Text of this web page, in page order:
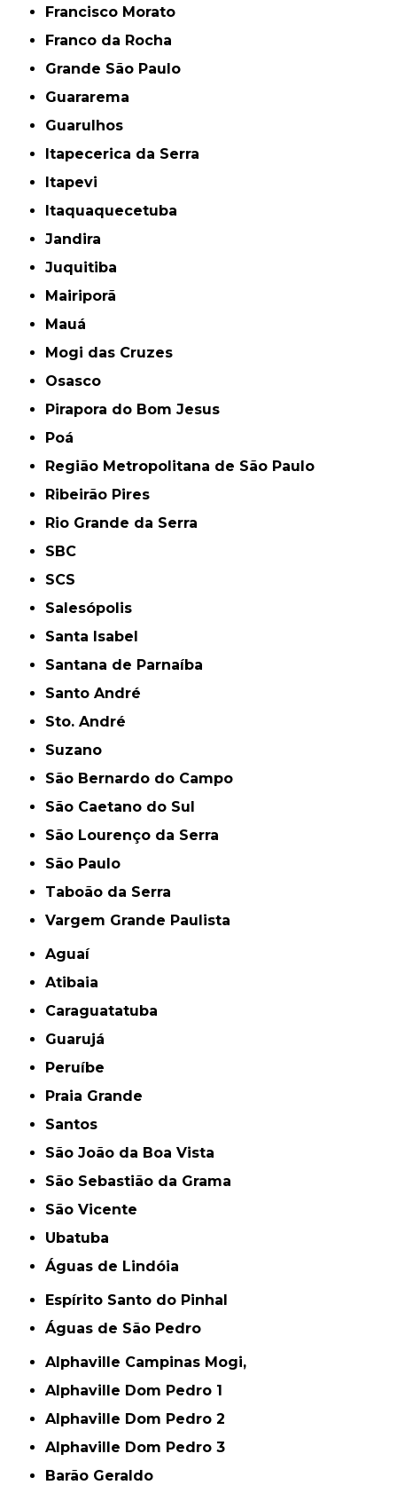
Francisco Morato
Franco da Rocha
Grande São Paulo
Guararema
Guarulhos
Itapecerica da Serra
Itapevi
Itaquaquecetuba
Jandira
Juquitiba
Mairiporã
Mauá
Mogi das Cruzes
Osasco
Pirapora do Bom Jesus
Poá
Região Metropolitana de São Paulo
Ribeirão Pires
Rio Grande da Serra
SBC
SCS
Salesópolis
Santa Isabel
Santana de Parnaíba
Santo André
Sto. André
Suzano
São Bernardo do Campo
São Caetano do Sul
São Lourenço da Serra
São Paulo
Taboão da Serra
Vargem Grande Paulista
Aguaí
Atibaia
Caraguatatuba
Guarujá
Peruíbe
Praia Grande
Santos
São João da Boa Vista
São Sebastião da Grama
São Vicente
Ubatuba
Águas de Lindóia
Espírito Santo do Pinhal
Águas de São Pedro
Alphaville Campinas Mogi,
Alphaville Dom Pedro 1
Alphaville Dom Pedro 2
Alphaville Dom Pedro 3
Barão Geraldo